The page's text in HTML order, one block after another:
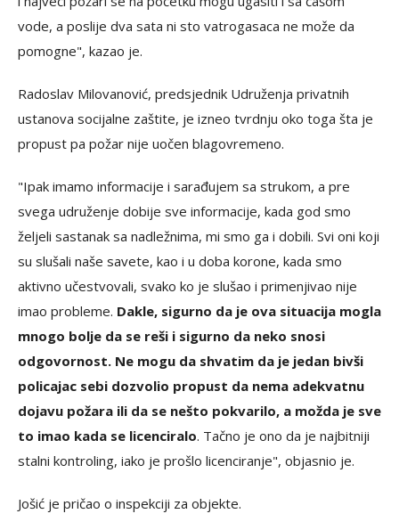
vode, a poslije dva sata ni sto vatrogasaca ne može da
pomogne", kazao je.
Radoslav Milovanović, predsjednik Udruženja privatnih
ustanova socijalne zaštite, je izneo tvrdnju oko toga šta je
propust pa požar nije uočen blagovremeno.
"Ipak imamo informacije i sarađujem sa strukom, a pre
svega udruženje dobije sve informacije, kada god smo
željeli sastanak sa nadležnima, mi smo ga i dobili. Svi oni koji
su slušali naše savete, kao i u doba korone, kada smo
aktivno učestvovali, svako ko je slušao i primenjivao nije
imao probleme. Dakle, sigurno da je ova situacija mogla
mnogo bolje da se reši i sigurno da neko snosi
odgovornost. Ne mogu da shvatim da je jedan bivši
policajac sebi dozvolio propust da nema adekvatnu
dojavu požara ili da se nešto pokvarilo, a možda je sve
to imao kada se licenciralo. Tačno je ono da je najbitniji
stalni kontroling, iako je prošlo licenciranje", objasnio je.
Jošić je pričao o inspekciji za objekte.